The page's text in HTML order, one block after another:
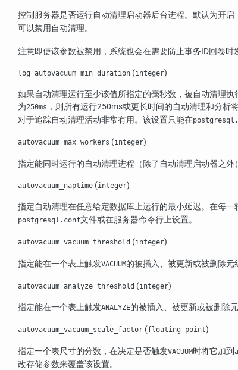
控制服务器是否运行自动清理启动器后台进程。默认为开
可以禁用自动清理。
注意即使该参数被禁用，系统也会在需要防止事务ID回卷时
log_autovacuum_min_duration (integer)
如果自动清理运行至少该值所指定的毫秒数，被自动清理
为250ms ，则所有运行250ms或更长时间的自动清理和分析
对于追踪自动清理活动非常有用。该设置只能在
autovacuum_max_workers (integer)
指定能同时运行的自动清理进程（除了自动清理启动器之
autovacuum_naptime (integer)
指定自动清理在任意给定数据库上运行的最小延迟。在每
postgresql.conf文件或在服务器命令行上设置。
autovacuum_vacuum_threshold (integer)
指定能在一个表上触发VACUUM的被插入、被更新或被删除
autovacuum_analyze_threshold (integer)
指定能在一个表上触发ANALYZE的被插入、被更新或被删除
autovacuum_vacuum_scale_factor (floating point)
指定一个表尺寸的分数，在决定是否触发VACUUM时将它加到
改存储参数来覆盖该设置。